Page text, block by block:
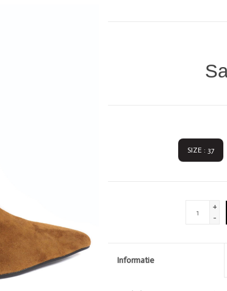
SIZE : 37
+
-
Informatie